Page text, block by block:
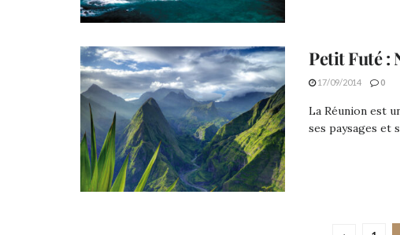
Petit Futé :
17/09/2014 0
La Réunion est
ses paysages et